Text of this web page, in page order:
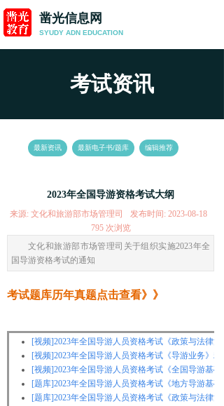
凿光信息网
SYUDY ADN EDUCATION
考试资讯
News
最新资讯 最新电子书/题库 编辑推荐
2023年全国导游资格考试大纲
来源:文化和旅游部市场管理司 发布时间: 2023-08-18
795 次浏览
文化和旅游部市场管理司关于组织实施2023年全
国导游资格考试的通知
考试题库历年真题点击查看》》
[视频]2023年全国导游人员资格考试《政策与法律
[视频]2023年全国导游人员资格考试《导游业务》
[视频]2023年全国导游人员资格考试《全国导游基
[题库]2023年全国导游人员资格考试《地方导游基
[题库]2023年全国导游人员资格考试《政策与法律